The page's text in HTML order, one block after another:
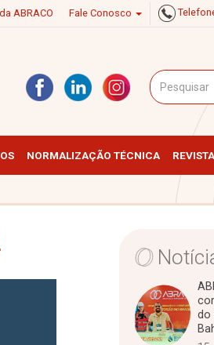
ABRACO Fale Conosco
NORMALIZAÇÃO TÉCNICA REVISTA
do